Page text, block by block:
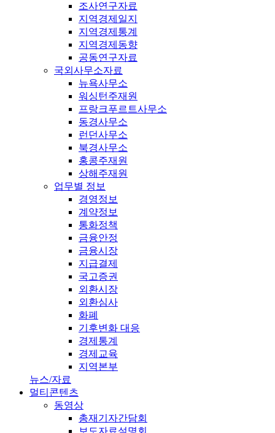
조사연구자료
지역경제일지
지역경제통계
지역경제동향
공동연구자료
국외사무소자료
뉴욕사무소
워싱턴주재원
프랑크푸르트사무소
동경사무소
런던사무소
북경사무소
홍콩주재원
상해주재원
업무별 정보
경영정보
계약정보
통화정책
금융안정
금융시장
지급결제
국고증권
외환시장
외환심사
화폐
기후변화 대응
경제통계
경제교육
지역본부
뉴스/자료
멀티콘텐츠
동영상
총재기자간담회
보도자료설명회